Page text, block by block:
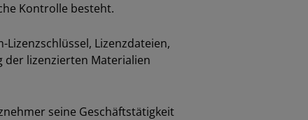
Kontrolle besteht.
Lizenzschlüssel, Lizenzdateien,
der lizenzierten Materialien
seine Geschäftstätigkeit